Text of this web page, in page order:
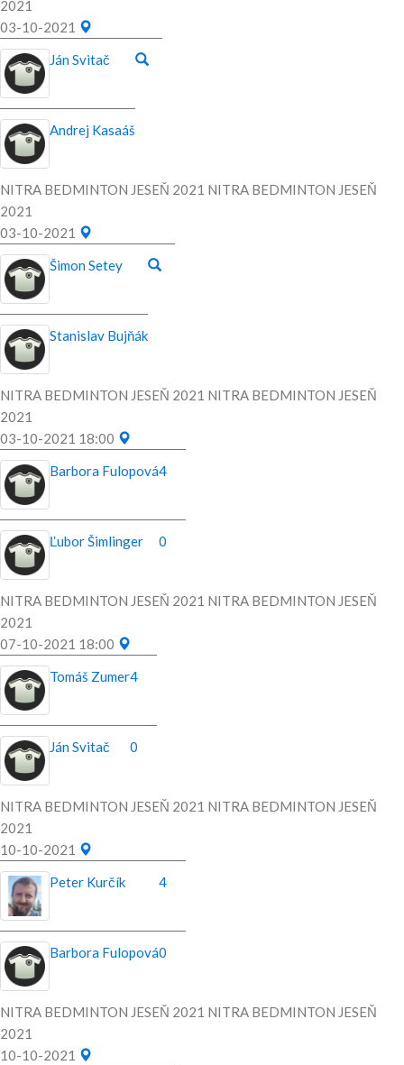
2021
03-10-2021
Ján Svitač
Andrej Kasaáš
NITRA BEDMINTON JESEŇ 2021 NITRA BEDMINTON JESEŇ
2021
03-10-2021
Šimon Setey
Stanislav Bujňák
NITRA BEDMINTON JESEŇ 2021 NITRA BEDMINTON JESEŇ
2021
03-10-2021 18:00
Barbora Fulopová4
Ľubor Šimlinger 0
NITRA BEDMINTON JESEŇ 2021 NITRA BEDMINTON JESEŇ
2021
07-10-2021 18:00
Tomáš Zumer4
Ján Svitač 0
NITRA BEDMINTON JESEŇ 2021 NITRA BEDMINTON JESEŇ
2021
10-10-2021
Peter Kurčík
4
Barbora Fulopová0
NITRA BEDMINTON JESEŇ 2021 NITRA BEDMINTON JESEŇ
2021
10-10-2021